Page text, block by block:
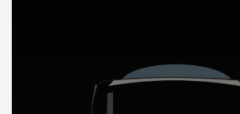
DÉCOUVREZ NOTRE IMPORTATION AUTO a